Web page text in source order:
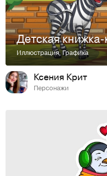
Иллюстрация,Графика
Ксения Крит
Персонажи